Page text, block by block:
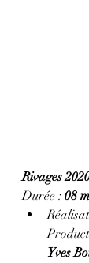
Rivages
Durée : 08
Yves